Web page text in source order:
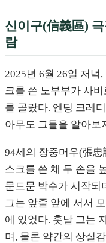
신이구(信義區)
람
2025년 6월 26일 저녁
크를 쓴 노부부가 사
를 골랐다. 엔딩 크레
아무도 그들을 알아보
94세의 장중머우(張
스크를 쓴 채 두 손을
문드문 박수가 시작되
그는 앞줄 앞에 서서
에 있었다. 훗날 그는
며, 물론 약간의 상실